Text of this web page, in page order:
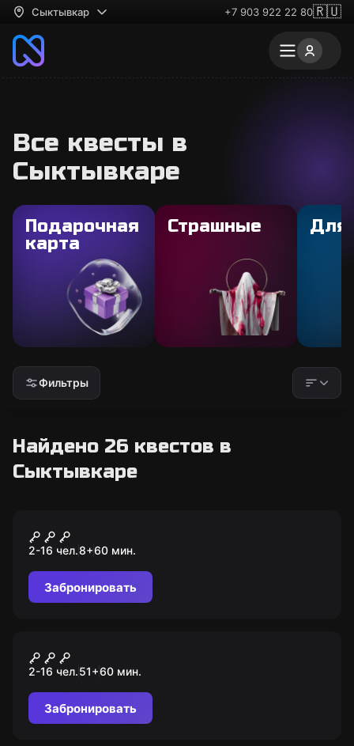
Сыктывкар +7 903 922 22 80🇷🇺
Все квесты в
Сыктывкаре
Подарочная
карта
Страшные Для
Фильтры
Найдено 26 квестов в
Сыктывкаре
Игра в кальмара
2-16 чел.8+60 мин.
Забронировать
Межгалактические
приключения
2-16 чел.51+60 мин.
Забронировать